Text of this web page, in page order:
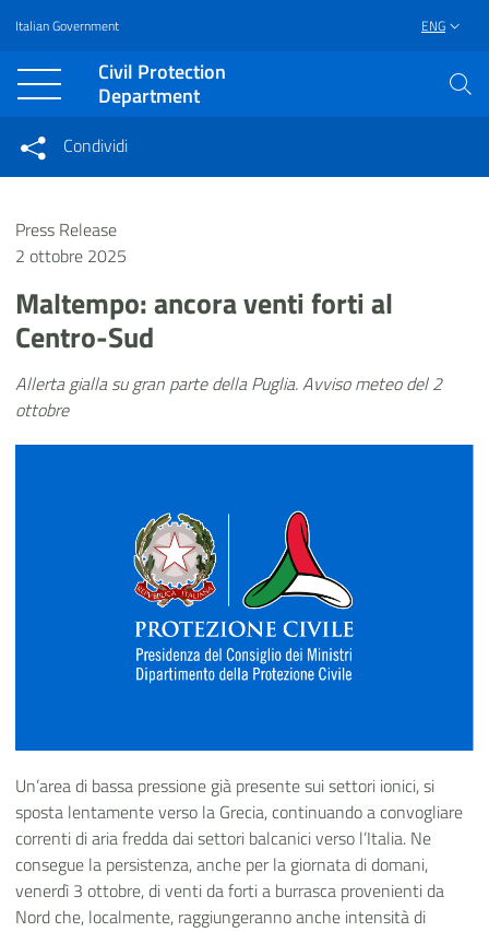
Vai al contenuto principale
Raggiungi il piè di pagina
Italian Government ENG
Civil Protection
Department
Condividi su Facebook
Condividi
Condividi sui social network
Press Release
2 ottobre 2025
Maltempo: ancora venti forti al
Centro-Sud
Allerta gialla su gran parte della Puglia. Avviso meteo del 2
ottobre
Un’area di bassa pressione già presente sui settori ionici, si
sposta lentamente verso la Grecia, continuando a convogliare
correnti di aria fredda dai settori balcanici verso l’Italia. Ne
consegue la persistenza, anche per la giornata di domani,
venerdì 3 ottobre, di venti da forti a burrasca provenienti da
Nord che, localmente, raggiungeranno anche intensità di